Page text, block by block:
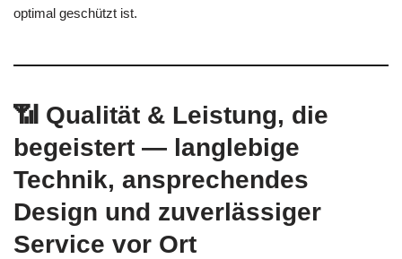
optimal geschützt ist.
📶 Qualität & Leistung, die
begeistert — langlebige
Technik, ansprechendes
Design und zuverlässiger
Service vor Ort